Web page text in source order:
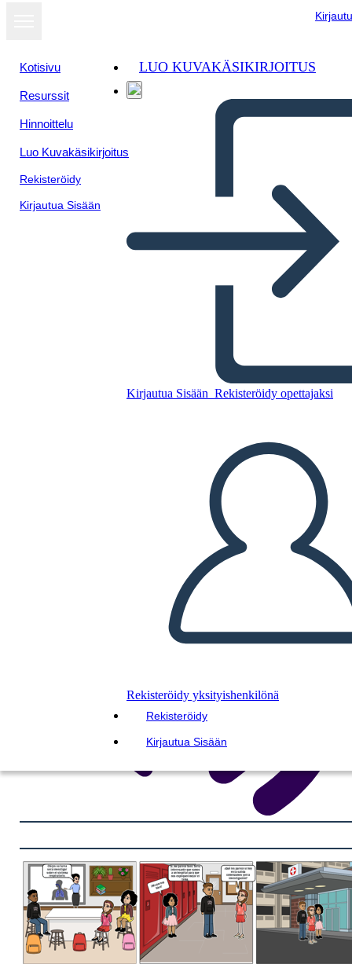
Kotisivu
Resurssit
Hinnoittelu
Luo Kuvakäsikirjoitus
Rekisteröidy
Kirjautua Sisään
LUO KUVAKÄSIKIRJOITUS
Kirjautua Sisään Rekisteröidy opettajaksi
Rekisteröidy yksityishenkilönä
Rekisteröidy
Kirjautua Sisään
TOISTA DIAESITYS
LUE MINULLE
Näytä
diaesityksenä